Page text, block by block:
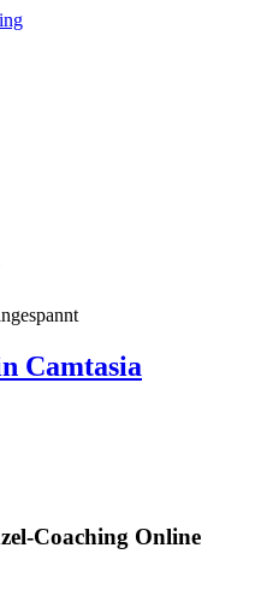
Camtasia
Coaching Online